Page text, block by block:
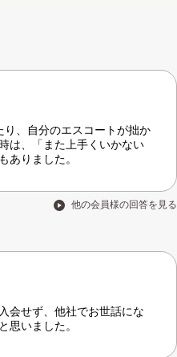
、自分のエスコートが拙か
は、「また上手くいかない
ありました。
他の会員様の回答を見る
会せず、他社でお世話にな
思いました。